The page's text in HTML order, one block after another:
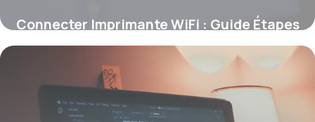
Connecter Imprimante WiFi : Guide Étapes
9 juin 2026